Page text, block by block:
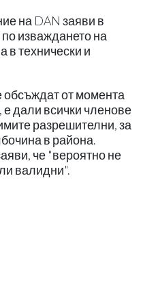
на DAN заяви в
изваждането на
в технически и
обсъждат от момента
е дали всички членове
разрешителни, за
в района.
че "вероятно не
валидни".